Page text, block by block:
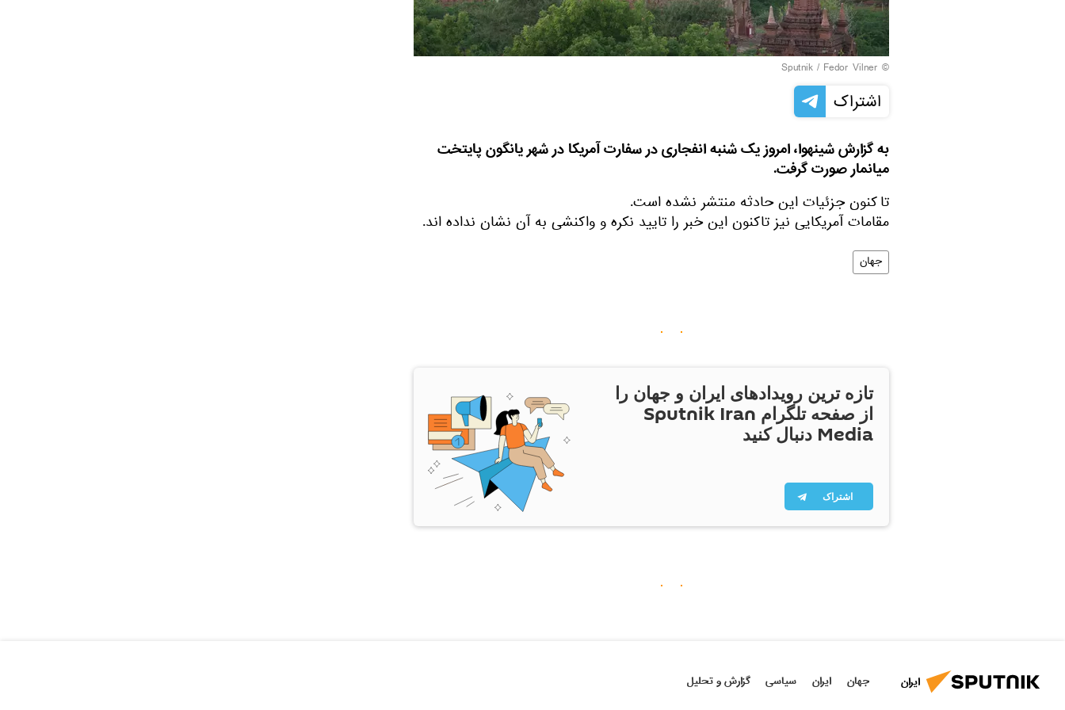
© Sputnik / Fedor Vilner
اشتراک
به گزارش شینهوا، امروز یک شنبه انفجاری در سفارت آمریکا در شهر یانگون پایتخت
میانمار صورت گرفت.
تا کنون جزئیات این حادثه منتشر نشده است.
مقامات آمریکایی نیز تاکنون این خبر را تایید نکره و واکنشی به آن نشان نداده اند.
جهان
تازه ترین رویدادهای ایران و جهان را
از صفحه تلگرام Sputnik Iran
Media دنبال کنید
اشتراک
ایران جهان ایران سیاسی گزارش و تحلیل